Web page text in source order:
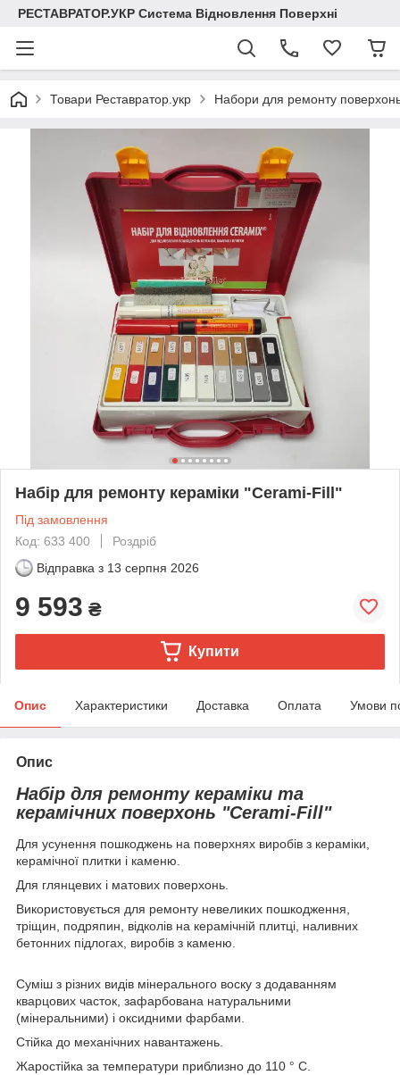
РЕСТАВРАТОР.УКР Система Відновлення Поверхні
Товари Реставратор.укр Набори для ремонту
Набір для ремонту кераміки "Cerami-Fill"
Під замовлення
Код: 633 400
Роздріб
Відправка з 13 серпня 2026
9 593 ₴
Купити
Опис Характеристики Доставка Оплата Умови
Опис
Набір для ремонту кераміки та
керамічних поверхонь "Cerami-Fill"
Для усунення пошкоджень на поверхнях виробів з кераміки,
керамічної плитки і каменю.
Для глянцевих і матових поверхонь.
Використовується для ремонту невеликих пошкодження,
тріщин, подряпин, відколів на керамічній плитці, наливних
бетонних підлогах, виробів з каменю.
Суміш з різних видів мінерального воску з додаванням
кварцових часток, зафарбована натуральними
(мінеральними) і оксидними фарбами.
Стійка до механічних навантажень.
Жаростійка за температури приблизно до 110 ° C.